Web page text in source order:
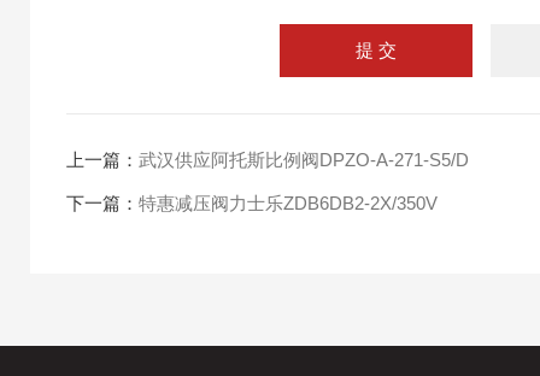
上一篇： 武汉供应阿托斯比例阀DPZO-A-271-S5/D
下一篇： 特惠减压阀力士乐ZDB6DB2-2X/350V